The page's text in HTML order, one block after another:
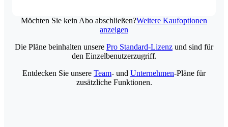
Möchten Sie kein Abo abschließen?Weitere Kaufoptionen
anzeigen
Die Pläne beinhalten unsere Pro Standard-Lizenz und sind für
den Einzelbenutzerzugriff.
Entdecken Sie unsere Team- und Unternehmen-Pläne für
zusätzliche Funktionen.